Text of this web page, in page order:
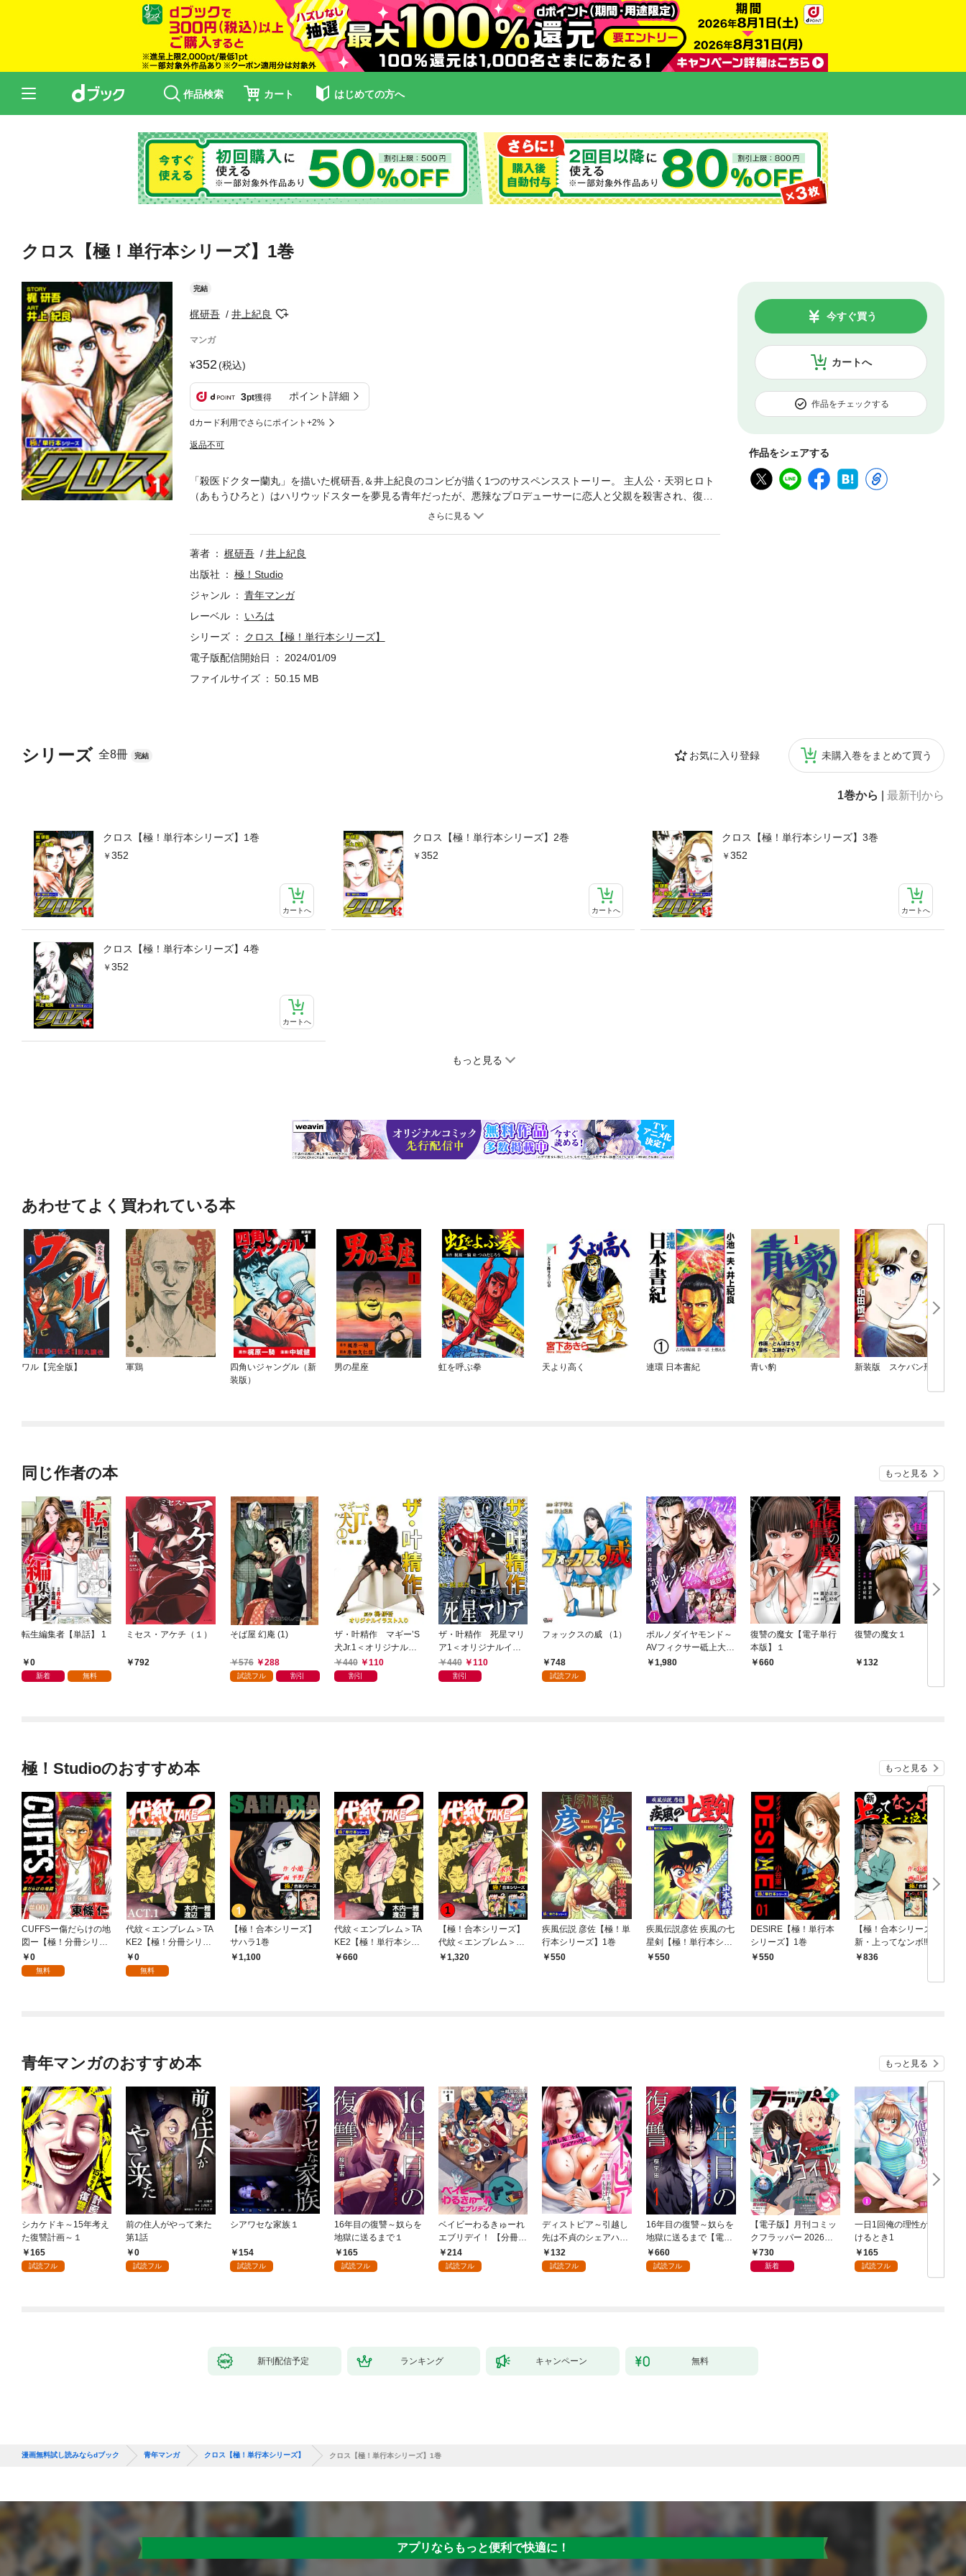
作品検索 カート はじめての方へ
クロス【極！単行本シリーズ】1巻
完結
梶研吾 井上紀良
マンガ
352(税込)
3pt獲得 ポイント詳細
dカード利用でさらにポイント+2%
返品不可
カートへ
今すぐ買う
作品をチェックする
作品をシェアする
シリーズ 全8冊 完結 お気に入り登録 未購入巻をまとめて買う
1巻から 最新刊から
クロス【極！単行本シリーズ】1巻
352
カートへ
クロス【極！単行本シリーズ】2巻
352
カートへ
クロス【極！単行本シリーズ】3巻
352
カートへ
クロス【極！単行本シリーズ】4巻
352
カートへ
もっと見る
「殺医ドクター蘭丸」を描いた梶研吾,＆井上紀良のコンビが描く1つのサスペンスストーリー。 主人公・天羽ヒロト
（あもうひろと）はハリウッドスターを夢見る青年だったが、悪辣なプロデューサーに恋人と父親を殺害され、復讐
著者 梶研吾
井上紀良
出版社
極！Studio
ジャンル
青年マンガ
レーベル
いろは
シリーズ
クロス【極！単行本シリーズ】
電子版配信開始日
2024/01/09
ファイルサイズ
50.15 MB
あわせてよく買われている本
ワル【完全版】 軍鶏
四角いジャングル（新
装版）
男の星座 虹を呼ぶ拳 天より高く 連環 日本書紀 青い豹 新装版 スケバン刑事
同じ作者の本 もっと見る
転生編集者【単話】 1
0
新着 無料
ミセス・アケチ（１）
792
そば屋 幻庵 (1)
576 288
試読フル 割引
ザ・叶精作 マギー’S
犬Jr.1＜オリジナルイ
ラスト入り特装版＞
440 110
割引
ザ・叶精作 死星マリ
ア1＜オリジナルイラ
スト入り特装版＞
440 110
割引
フォックスの威 （1）
748
試読フル
ポルノダイヤモンド～
AVフィクサー砥上大夜
～ 超合本版 1巻
1,980
復讐の魔女【電子単行
本版】１
660
復讐の魔女１
132
極！Studioのおすすめ本 もっと見る
CUFFSー傷だらけの地
図ー【極！分冊シリー
ズ】#001
0
無料
代紋＜エンブレム＞TA
KE2【極！分冊シリー
ズ】ACT.1
0
無料
【極！合本シリーズ】
サハラ1巻
1,100
代紋＜エンブレム＞TA
KE2【極！単行本シリ
ーズ】1巻
660
【極！合本シリーズ】
代紋＜エンブレム＞TA
KE2 1巻
1,320
疾風伝説 彦佐【極！単
行本シリーズ】1巻
550
疾風伝説彦佐 疾風の七
星剣【極！単行本シリ
ーズ】1巻
550
DESIRE【極！単行本
シリーズ】1巻
550
【極！合本シリーズ】
新・上ってなンボ!!太
一よ泣くな1巻
836
青年マンガのおすすめ本 もっと見る
シカケドキ～15年考え
た復讐計画～１
165
試読フル
前の住人がやって来た
第1話
0
試読フル
シアワセな家族１
154
試読フル
16年目の復讐～奴らを
地獄に送るまで１
165
試読フル
ベイビーわるきゅーれ
エブリデイ！ 【分冊
版】 1
214
試読フル
ディストピア～引越し
先は不貞のシェアハウ
ス～１
132
試読フル
16年目の復讐～奴らを
地獄に送るまで【電子
単行本版】１
660
試読フル
【電子版】月刊コミッ
クフラッパー 2026年9
月号730
新着
一日1回俺の理性が負
けるとき1
165
試読フル
新刊配信予定 ランキング キャンペーン 無料
漫画無料試し読みならdブック 青年マンガ クロス【極！単行本シリーズ】 クロス【極！単行本シリーズ】1巻
アプリならもっと便利で快適に！